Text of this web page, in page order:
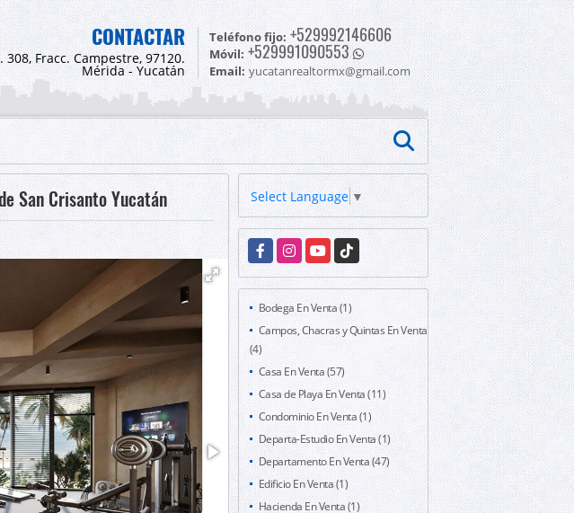
CONTACTAR
308, Fracc. Campestre, 97120.
Mérida - Yucatán
Teléfono fijo: +529992146606
Móvil: +529991090553
Email: yucatanrealtormx@gmail.com
San Crisanto Yucatán Select Language ▼
FacebookInstagramYouTubeTikTok
Bodega En Venta (1)
Campos, Chacras y Quintas En Venta
(4)
Casa En Venta (57)
Casa de Playa En Venta (11)
Condominio En Venta (1)
Departa-Estudio En Venta (1)
Departamento En Venta (47)
Edificio En Venta (1)
Hacienda En Venta (1)